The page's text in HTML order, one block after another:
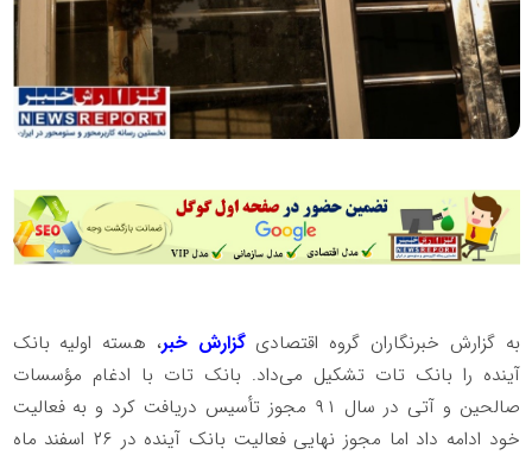
به گزارش خبرنگاران گروه اقتصادیگزارش خبر، هسته اولیه بانک
آینده را بانک تات تشکیل می‌داد. بانک تات با ادغام مؤسسات
صالحین و آتی در سال ۹۱ مجوز تأسیس دریافت کرد و به فعالیت
خود ادامه داد اما مجوز نهایی فعالیت بانک آینده در ۲۶ اسفند ماه